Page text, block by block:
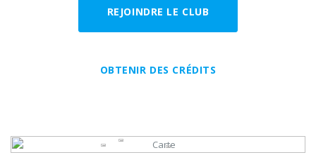
REJOINDRE LE CLUB
OBTENIR DES CRÉDITS